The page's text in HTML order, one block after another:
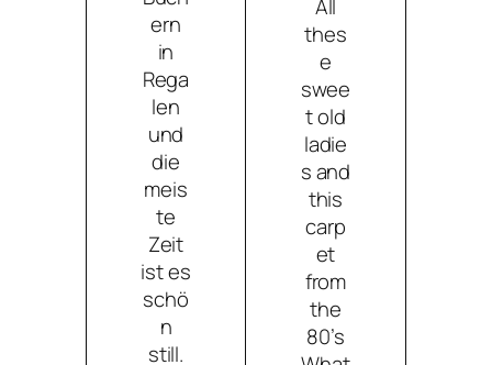
ern
in
Rega
len
und
die
meis
te
Zeit
ist es
schö
n
still.
All
thes
e
swee
t old
ladie
s and
this
carp
et
from
the
80’s